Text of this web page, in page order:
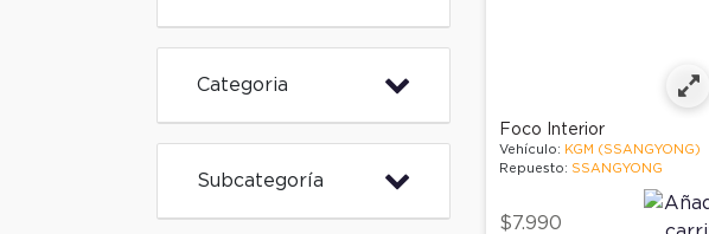
Categoria
Subcategoría
Foco Interior
Vehículo: KGM (SSANGYONG)
Repuesto: SSANGYONG
$7.990